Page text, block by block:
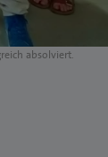
absolviert.